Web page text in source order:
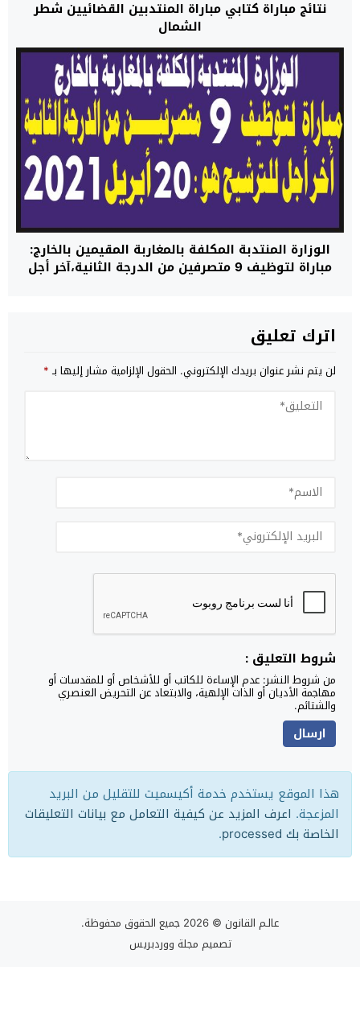
نتائج مباراة كتابي مباراة المنتدبين القضائيين شطر
الشمال
الوزارة المنتدبة المكلفة بالمغاربة المقيمين بالخارج:
مباراة لتوظيف 9 متصرفين من الدرجة الثانية،آخر أجل
اترك تعليق
لن يتم نشر عنوان بريدك الإلكتروني. الحقول الإلزامية مشار إليها بـ*
شروط التعليق :
من شروط النشر: عدم الإساءة للكاتب أو للأشخاص أو للمقدسات أو
مهاجمة الأديان أو الذات الإلهية، والابتعاد عن التحريض العنصري
والشتائم.
هذا الموقع يستخدم خدمة أكيسميت للتقليل من البريد
المزعجة. اعرف المزيد عن كيفية التعامل مع بيانات التعليقات
الخاصة بك processed
.
عالـم القانون © 2026 جميع الحقوق محفوظة.
تصميم مجلة ووردبريس